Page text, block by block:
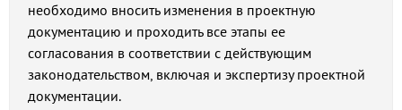
необходимо вносить изменения в проектную
документацию и проходить все этапы ее
согласования в соответствии с действующим
законодательством, включая и экспертизу проектной
документации.